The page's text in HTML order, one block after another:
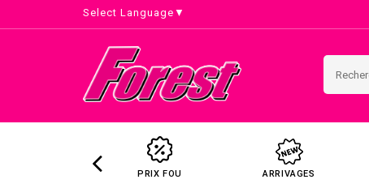
Select Language ▼
PRIX FOU ARRIVAGES